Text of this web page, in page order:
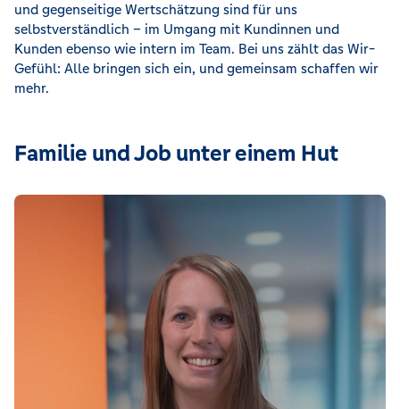
und gegenseitige Wertschätzung sind für uns
selbstverständlich – im Umgang mit Kundinnen und
Kunden ebenso wie intern im Team. Bei uns zählt das Wir-
Gefühl: Alle bringen sich ein, und gemeinsam schaffen wir
mehr.
Familie und Job unter einem Hut